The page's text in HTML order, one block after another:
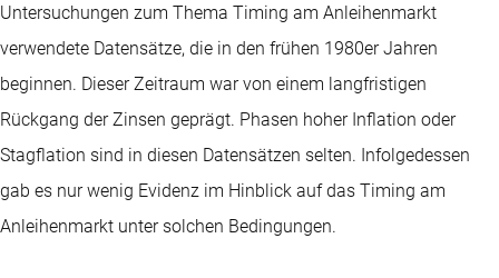
Untersuchungen zum Thema Timing am Anleihenmarkt
verwendete Datensätze, die in den frühen 1980er Jahren
beginnen. Dieser Zeitraum war von einem langfristigen
Rückgang der Zinsen geprägt. Phasen hoher Inflation oder
Stagflation sind in diesen Datensätzen selten. Infolgedessen
gab es nur wenig Evidenz im Hinblick auf das Timing am
Anleihenmarkt unter solchen Bedingungen.